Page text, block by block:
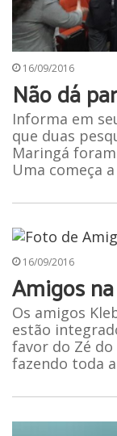
16/09/2016
Não dá
Informa em
que duas
Maringá
Uma começa
16/09/2016
Amigos
Os amigos
estão
favor do Zé
fazendo toda